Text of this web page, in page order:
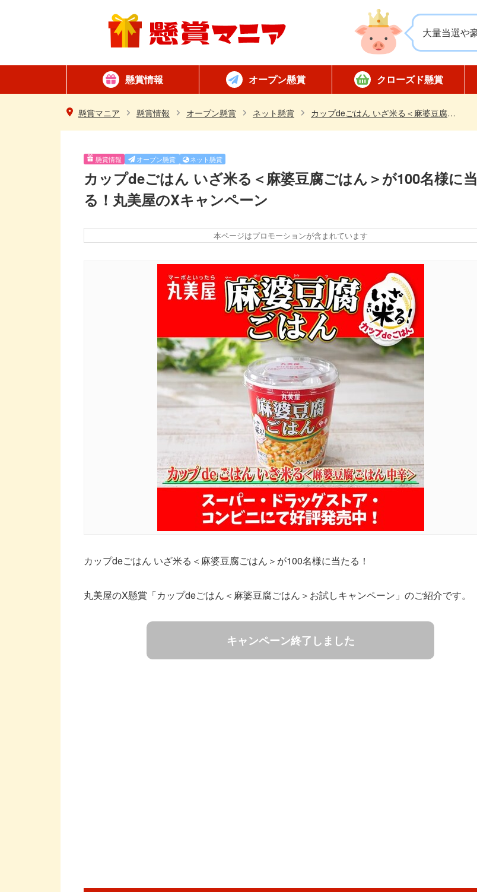
大量当選や
懸賞情報
ネット懸賞
はがき懸賞
懸賞カテゴリ一覧
オープン懸賞
簡単応募
毎日応募
クローズド懸賞
全国版懸賞
対象店舗限定
懸賞ハガキ
懸賞マニア 懸賞情報 オープン懸賞 ネット懸賞 カップdeごはん いざ米る＜麻婆豆腐ごはん＞が100名様に当たる！丸美屋のXキャンペーン
懸賞情報 オープン懸賞 ネット懸賞
カップdeごはん いざ米る＜麻婆豆腐ごはん＞が100名様に
る！丸美屋のXキャンペーン
本ページはプロモーションが含まれています
カップdeごはん いざ米る＜麻婆豆腐ごはん＞が100名様に当たる！
丸美屋のX懸賞「カップdeごはん＜麻婆豆腐ごはん＞お試しキャンペーン」のご紹介です。
キャンペーン終了しました